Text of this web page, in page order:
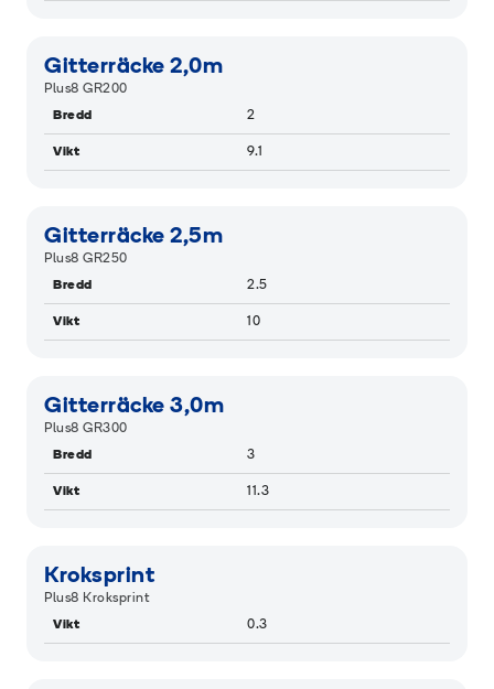
Gitterräcke 2,0m
Plus8 GR200
Bredd
2
Vikt 9.1
Gitterräcke 2,5m
Plus8 GR250
Bredd
2.5
Vikt 10
Gitterräcke 3,0m
Plus8 GR300
Bredd
3
Vikt 11.3
Kroksprint
Plus8 Kroksprint
Vikt
0.3